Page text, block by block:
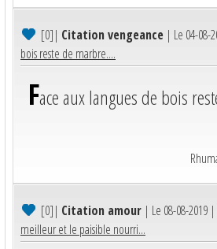
[0]| Citation vengeance | Le 04-08-
bois reste de marbre....
Face aux langues de bois
[0]| Citation amour | Le 08-08-2019 |
meilleur et le paisible nourri...